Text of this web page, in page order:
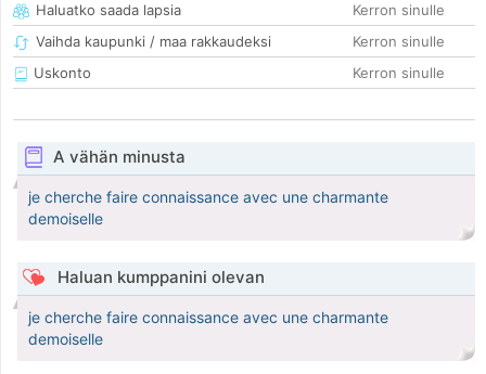
Haluatko saada lapsia
Kerron sinulle
Vaihda kaupunki / maa rakkaudeksi
Kerron sinulle
Uskonto
Kerron sinulle
A vähän minusta
je cherche faire connaissance avec une charmante
demoiselle
Haluan kumppanini olevan
je cherche faire connaissance avec une charmante
demoiselle